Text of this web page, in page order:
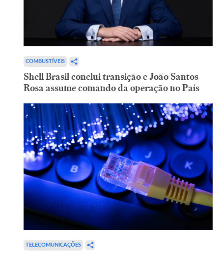
COMBUSTÍVEIS
Shell Brasil conclui transição e João Santos
Rosa assume comando da operação no País
TELECOMUNICAÇÕES